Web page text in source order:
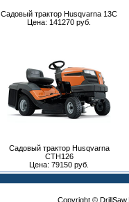
Садовый трактор Husqvarna 13С
Цена: 141270 руб.
Садовый трактор Husqvarna
CTH126
Цена: 79150 руб.
Copyright ©